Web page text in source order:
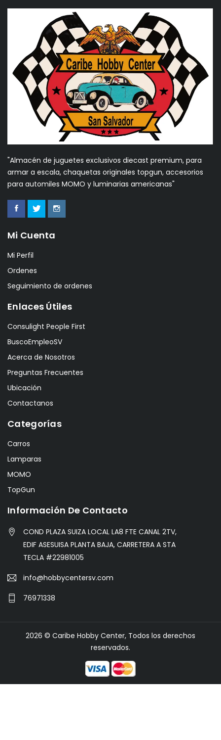
"Almacén de juguetes exclusivos diecast premium, para
armar a escala, chaquetas originales topgun, accesorios
para automiles MOMO y luminarias americanas"
Mi Cuenta
Mi Perfil
Ordenes
Seguimiento de ordenes
Enlaces Útiles
Consulight People First
BuscoEmpleoSV
Acerca de Nosotros
Preguntas Frecuentes
Ubicación
Contactanos
Categorías
Carros
Lamparas
MOMO
TopGun
Información De Contacto
COND PLAZA SUIZA LOCAL LA8 FTE CANAL 2TV,
EDIF ASESUISA PLANTA BAJA, CARRETERA A STA
TECLA #22981005
info@hobbycentersv.com
76971338
2026 © Caribe Hobby Center, Todos los derechos
reservados.